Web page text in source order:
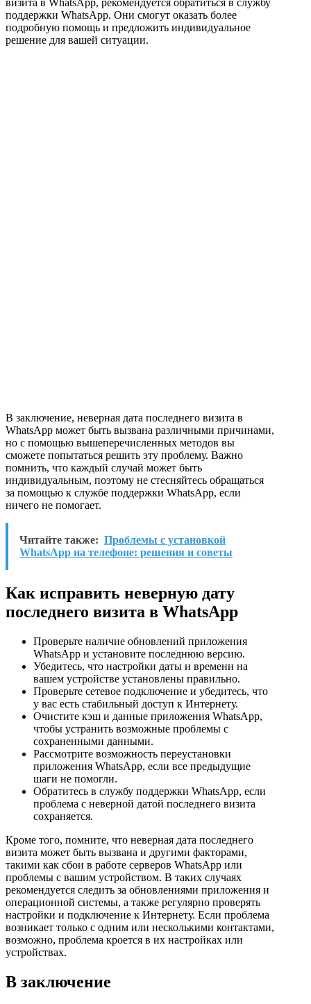
поддержки WhatsApp. Они смогут оказать более
подробную помощь и предложить индивидуальное
решение для вашей ситуации.
В заключение, неверная дата последнего визита в
WhatsApp может быть вызвана различными причинами,
но с помощью вышеперечисленных методов вы
сможете попытаться решить эту проблему. Важно
помнить, что каждый случай может быть
индивидуальным, поэтому не стесняйтесь обращаться
за помощью к службе поддержки WhatsApp, если
ничего не помогает.
Читайте также: Проблемы с установкой
WhatsApp на телефоне: решения и советы
Как исправить неверную дату
последнего визита в WhatsApp
Проверьте наличие обновлений приложения
WhatsApp и установите последнюю версию.
Убедитесь, что настройки даты и времени на
вашем устройстве установлены правильно.
Проверьте сетевое подключение и убедитесь, что
у вас есть стабильный доступ к Интернету.
Очистите кэш и данные приложения WhatsApp,
чтобы устранить возможные проблемы с
сохраненными данными.
Рассмотрите возможность переустановки
приложения WhatsApp, если все предыдущие
шаги не помогли.
Обратитесь в службу поддержки WhatsApp, если
проблема с неверной датой последнего визита
сохраняется.
Кроме того, помните, что неверная дата последнего
визита может быть вызвана и другими факторами,
такими как сбои в работе серверов WhatsApp или
проблемы с вашим устройством. В таких случаях
рекомендуется следить за обновлениями приложения и
операционной системы, а также регулярно проверять
настройки и подключение к Интернету. Если проблема
возникает только с одним или несколькими контактами,
возможно, проблема кроется в их настройках или
устройствах.
В заключение